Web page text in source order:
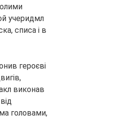
учеридмл
списа і в
героєві
виконав
головами,